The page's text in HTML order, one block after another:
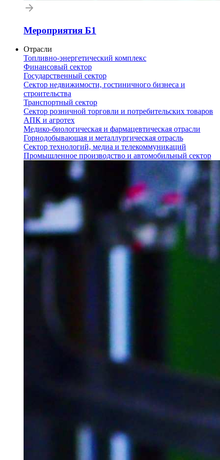
Мероприятия Б1
Отрасли
Топливно-энергетический комплекс
Финансовый сектор
Государственный сектор
Сектор недвижимости, гостиничного бизнеса и
строительства
Транспортный сектор
Сектор розничной торговли и потребительских товаров
АПК и агротех
Медико-биологическая и фармацевтическая отрасли
Горнодобывающая и металлургическая отрасль
Сектор технологий, медиа и телекоммуникаций
Промышленное производство и автомобильный сектор